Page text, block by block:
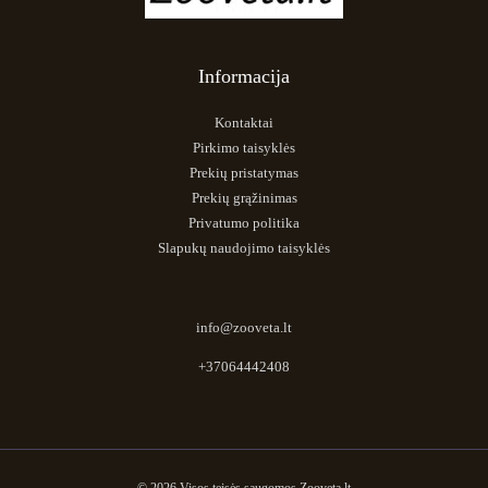
Informacija
Kontaktai
Pirkimo taisyklės
Prekių pristatymas
Prekių grąžinimas
Privatumo politika
Slapukų naudojimo taisyklės
info@zooveta.lt
+37064442408